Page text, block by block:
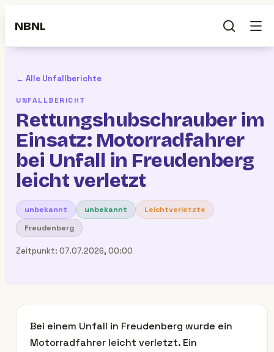
NBNL
← Alle Unfallberichte
UNFALLBERICHT
Rettungshubschrauber im
Einsatz: Motorradfahrer
bei Unfall in Freudenberg
leicht verletzt
unbekannt unbekannt
Leichtverletzte
Freudenberg
Zeitpunkt: 07.07.2026, 00:00
Bei einem Unfall in Freudenberg wurde ein
Motorradfahrer leicht verletzt. Ein